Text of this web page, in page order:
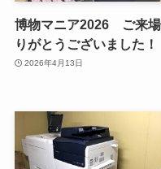
博物マニア2026 ご来
りがとうございました！
2026年4月13日